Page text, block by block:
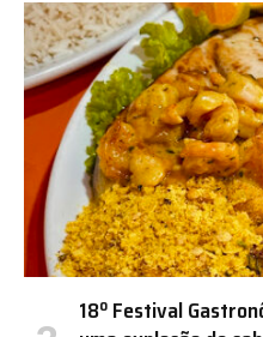
18º Festival